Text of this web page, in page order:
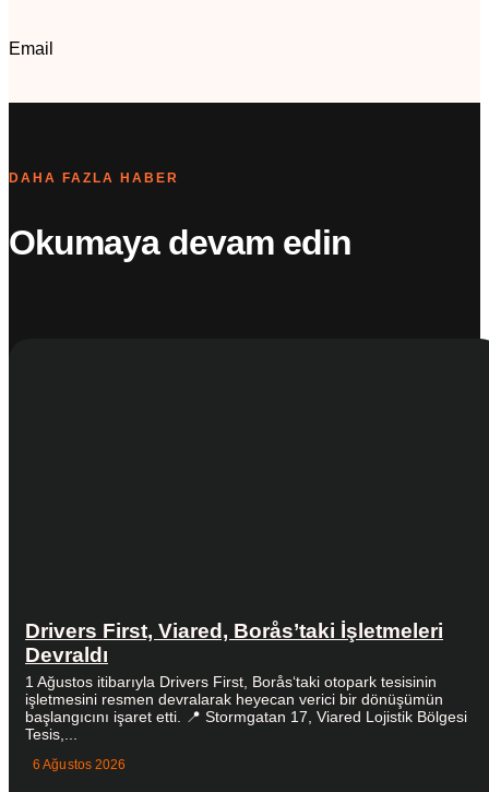
Email
DAHA FAZLA HABER
Okumaya devam edin
Drivers First, Viared, Borås’taki İşletmeleri
Devraldı
1 Ağustos itibarıyla Drivers First, Borås‘taki otopark tesisinin
işletmesini resmen devralarak heyecan verici bir dönüşümün
başlangıcını işaret etti. 📍 Stormgatan 17, Viared Lojistik Bölgesi
Tesis,...
6 Ağustos 2026